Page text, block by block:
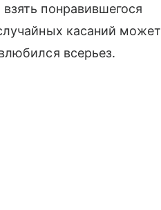
понравившегося
касаний может
всерьез.